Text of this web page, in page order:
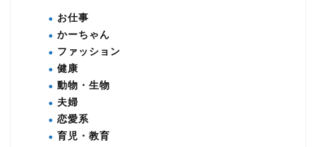
お仕事
かーちゃん
ファッション
健康
動物・生物
夫婦
恋愛系
育児・教育